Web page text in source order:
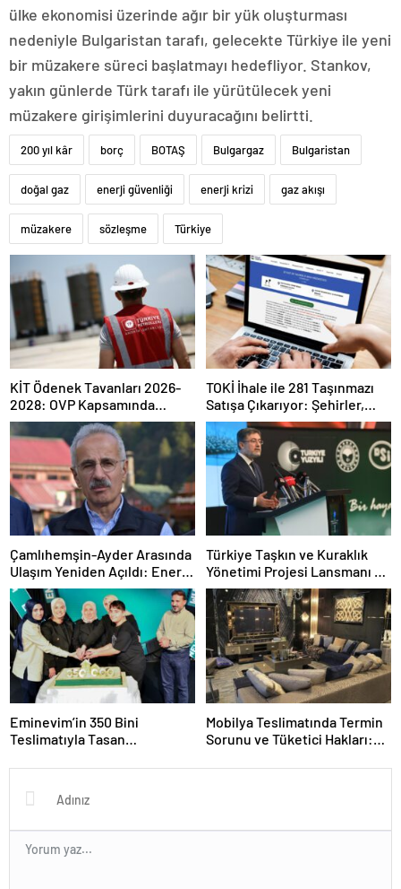
ülke ekonomisi üzerinde ağır bir yük oluşturması
nedeniyle Bulgaristan tarafı, gelecekte Türkiye ile yeni
bir müzakere süreci başlatmayı hedefliyor. Stankov,
yakın günlerde Türk tarafı ile yürütülecek yeni
müzakere girişimlerini duyuracağını belirtti.
200 yıl kâr borç BOTAŞ Bulgargaz Bulgaristan
doğal gaz enerji güvenliği enerji krizi gaz akışı
müzakere sözleşme Türkiye
KİT Ödenek Tavanları 2026-
2028: OVP Kapsamında
Dağılım ve Kilit Ücretler
TOKİ İhale ile 281 Taşınmazı
Satışa Çıkarıyor: Şehirler,
Şartlar ve Zamanlama
Çamlıhemşin-Ayder Arasında
Ulaşım Yeniden Açıldı: Enerji
ve Tahliye Süreci Güncellendi
Türkiye Taşkın ve Kuraklık
Yönetimi Projesi Lansmanı ve
Taşkın Uyarı Sistemleri
Genişlemesi
Eminevim’in 350 Bini
Teslimatıyla Tasan
Kırılması
Mobilya Teslimatında Termin
Sorunu ve Tüketici Hakları: